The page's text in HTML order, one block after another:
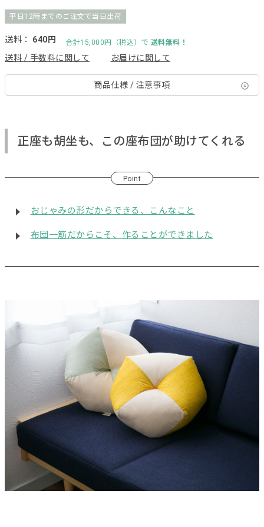
平日12時までのご注文で当日出荷
送料： 640円 合計15,000円（税込）で 送料無料！
送料 / 手数料に関して お届けに関して
商品仕様 / 注意事項
正座も胡坐も、この座布団が助けてくれる
Point
おじゃみの形だからできる、こんなこと
布団一筋だからこそ、作ることができました